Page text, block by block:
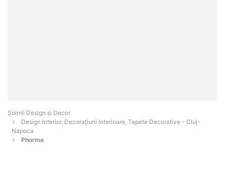
Șoimii Design și Decor
Design Interior, Decorațiuni Interioare, Tapete Decorative - Cluj-
Napoca
Phorma